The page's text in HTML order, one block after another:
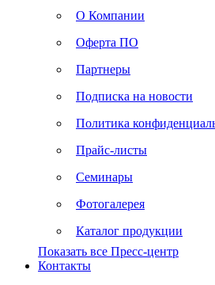
О Компании
Оферта ПО
Партнеры
Подписка на новости
Политика
Прайс-листы
Семинары
Фотогалерея
Каталог продукции
Показать все Пресс-центр
Контакты